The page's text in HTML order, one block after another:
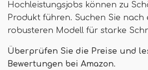
Hochleistungsjobs können zu
Produkt führen. Suchen Sie nach
robusteren Modell für starke
Überprüfen Sie die Preise und
Bewertungen bei Amazon.